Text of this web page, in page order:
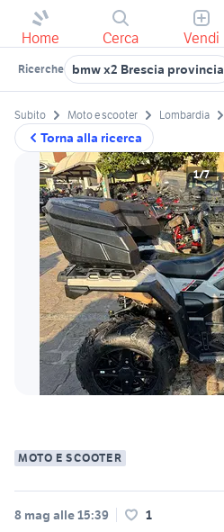
Home Cerca Vendi
Ricerche bmw x2 Brescia provincia
Torna alla ricerca
Subito Moto e scooter Lombardia
1/7
MOTO E SCOOTER
8 mag alle 15:39 1